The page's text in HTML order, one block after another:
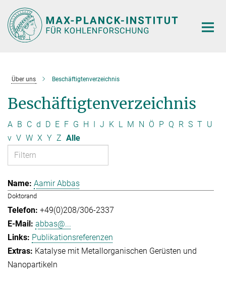
Hauptinhalt
Über uns Beschäftigtenverzeichnis
Beschäftigtenverzeichnis
A B C d D E F G H I J K L M N Ö P Q R S T U
v V W X Y Z Alle
Aamir Abbas
Doktorand
+49(0)208/306-2337
abbas@...
Publikationsreferenzen
Katalyse mit Metallorganischen Gerüsten und
Nanopartikeln